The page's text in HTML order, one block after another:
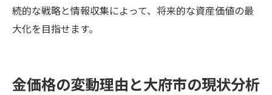
続的な戦略と情報収集によって、将来的な資産価値の最
大化を目指せます。
金価格の変動理由と大府市の現状分析